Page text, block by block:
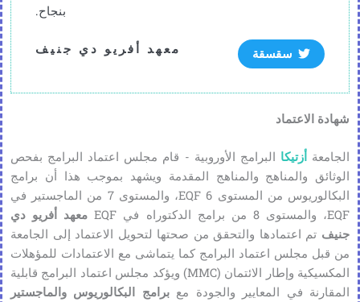
بنجاح.
معهد أفريو دي جنيف سقسقة
شهادة الاعتماد
الجامعة أزتيكا البرامج الأوروبية - قام مجلس اعتماد البرامج بفحص
الوثائق والمناهج والمناهج المقدمة ويشهد بموجب هذا أن برامج
البكالوريوس من المستوى 6 EQF، والمستوى 7 من الماجستير في
EQF، والمستوى 8 من برامج الدكتوراه في EQF
معهد أفريو دي
جنيف تم اعتمادها والتحقق من صحتها لتحويل الاعتماد إلى الجامعة
من قبل مجلس اعتماد البرامج كما يتماشى مع الاعتمادات للمؤهلات
المكسيكية وإطار الائتمان (MMC) ويؤكد مجلس اعتماد البرامج قابلية
المقارنة في المعايير والجودة معبرامج البكالوريوس والماجستير